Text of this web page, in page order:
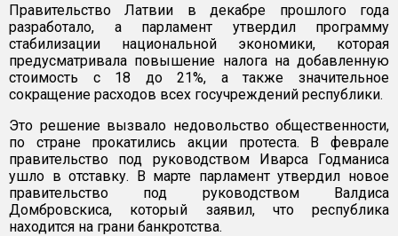
Правительство Латвии в декабре прошлого года
разработало, а парламент утвердил программу
стабилизации национальной экономики, которая
предусматривала повышение налога на добавленную
стоимость с 18 до 21%, а также значительное
сокращение расходов всех госучреждений республики.
Это решение вызвало недовольство общественности,
по стране прокатились акции протеста. В феврале
правительство под руководством Иварса Годманиса
ушло в отставку. В марте парламент утвердил новое
правительство под руководством Валдиса
Домбровскиса, который заявил, что республика
находится на грани банкротства.